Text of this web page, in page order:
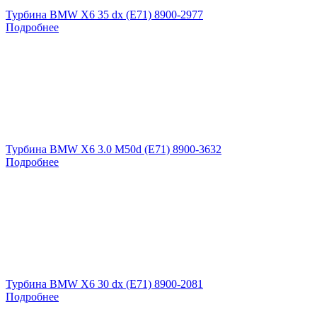
Турбина BMW X6 35 dx (E71) 8900-2977
Подробнее
Турбина BMW X6 3.0 M50d (E71) 8900-3632
Подробнее
Турбина BMW X6 30 dx (E71) 8900-2081
Подробнее